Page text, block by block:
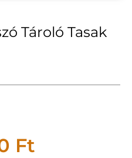
Tároló Tasak
Ft